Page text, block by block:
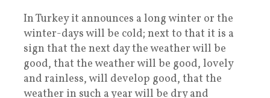
In Turkey it announces a long winter or the
winter-days will be cold; next to that it is a
sign that the next day the weather will be
good, that the weather will be good, lovely
and rainless, will develop good, that the
weather in such a year will be dry and